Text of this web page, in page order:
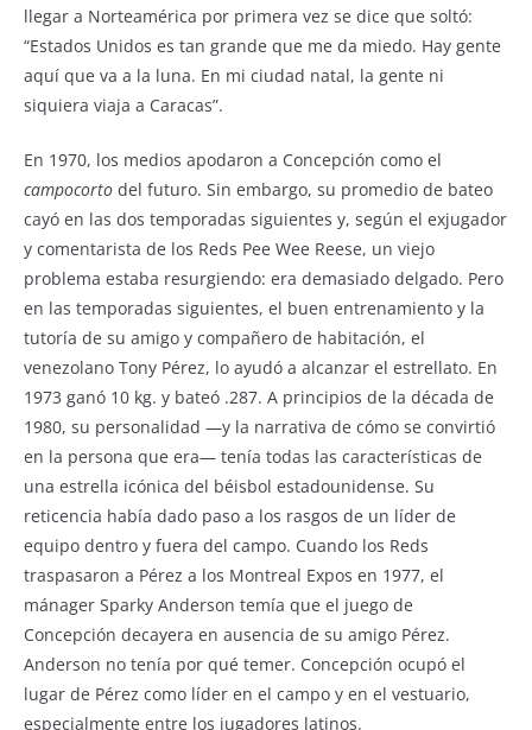
llegar a Norteamérica por primera vez se dice que soltó:
“Estados Unidos es tan grande que me da miedo. Hay gente
aquí que va a la luna. En mi ciudad natal, la gente ni
siquiera viaja a Caracas”.
En 1970, los medios apodaron a Concepción como el
campocorto del futuro. Sin embargo, su promedio de bateo
cayó en las dos temporadas siguientes y, según el exjugador
y comentarista de los Reds Pee Wee Reese, un viejo
problema estaba resurgiendo: era demasiado delgado. Pero
en las temporadas siguientes, el buen entrenamiento y la
tutoría de su amigo y compañero de habitación, el
venezolano Tony Pérez, lo ayudó a alcanzar el estrellato. En
1973 ganó 10 kg. y bateó .287. A principios de la década de
1980, su personalidad —y la narrativa de cómo se convirtió
en la persona que era— tenía todas las características de
una estrella icónica del béisbol estadounidense. Su
reticencia había dado paso a los rasgos de un líder de
equipo dentro y fuera del campo. Cuando los Reds
traspasaron a Pérez a los Montreal Expos en 1977, el
mánager Sparky Anderson temía que el juego de
Concepción decayera en ausencia de su amigo Pérez.
Anderson no tenía por qué temer. Concepción ocupó el
lugar de Pérez como líder en el campo y en el vestuario,
especialmente entre los jugadores latinos.